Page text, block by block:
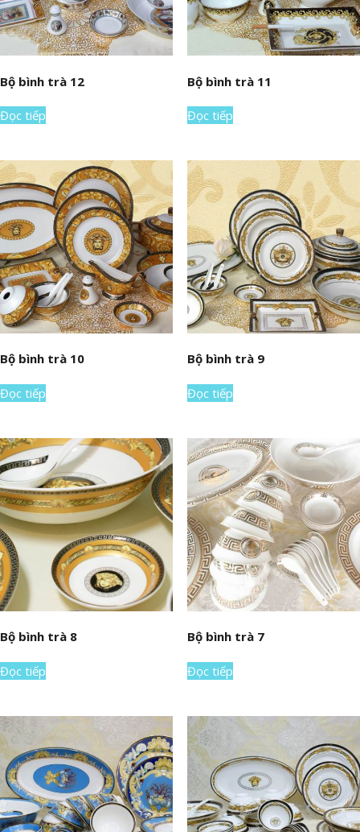
Bộ bình trà 12
Đọc tiếp
Bộ bình trà 11
Đọc tiếp
Bộ bình trà 10
Đọc tiếp
Bộ bình trà 9
Đọc tiếp
Bộ bình trà 8
Đọc tiếp
Bộ bình trà 7
Đọc tiếp